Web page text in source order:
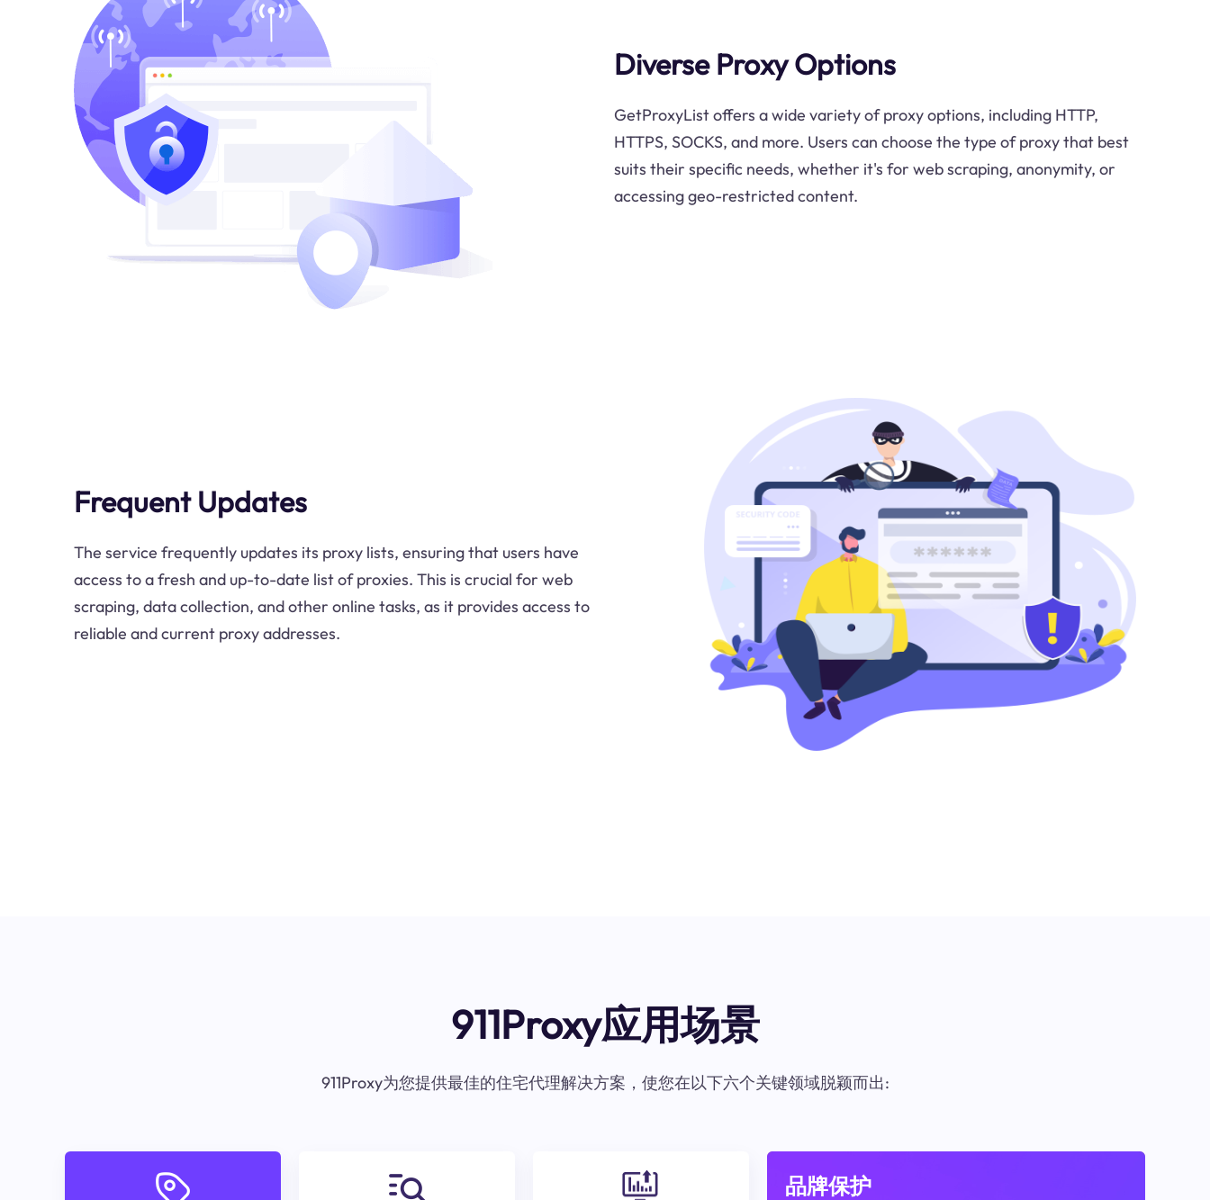
Diverse Proxy Options
GetProxyList offers a wide variety of proxy options, including HTTP,
HTTPS, SOCKS, and more. Users can choose the type of proxy that best
suits their specific needs, whether it's for web scraping, anonymity, or
accessing geo-restricted content.
Frequent Updates
The service frequently updates its proxy lists, ensuring that users have
access to a fresh and up-to-date list of proxies. This is crucial for web
scraping, data collection, and other online tasks, as it provides access to
reliable and current proxy addresses.
911Proxy应用场景
911Proxy为您提供最佳的住宅代理解决方案，使您在以下六个关键领域脱颖而出:
品牌保护